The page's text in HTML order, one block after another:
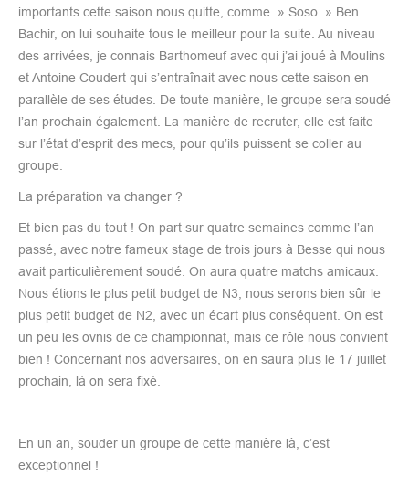
importants cette saison nous quitte, comme » Soso » Ben
Bachir, on lui souhaite tous le meilleur pour la suite. Au niveau
des arrivées, je connais Barthomeuf avec qui j’ai joué à Moulins
et Antoine Coudert qui s’entraînait avec nous cette saison en
parallèle de ses études. De toute manière, le groupe sera soudé
l’an prochain également. La manière de recruter, elle est faite
sur l’état d’esprit des mecs, pour qu’ils puissent se coller au
groupe.
La préparation va changer ?
Et bien pas du tout ! On part sur quatre semaines comme l’an
passé, avec notre fameux stage de trois jours à Besse qui nous
avait particulièrement soudé. On aura quatre matchs amicaux.
Nous étions le plus petit budget de N3, nous serons bien sûr le
plus petit budget de N2, avec un écart plus conséquent. On est
un peu les ovnis de ce championnat, mais ce rôle nous convient
bien ! Concernant nos adversaires, on en saura plus le 17 juillet
prochain, là on sera fixé.
En un an, souder un groupe de cette manière là, c’est
exceptionnel !